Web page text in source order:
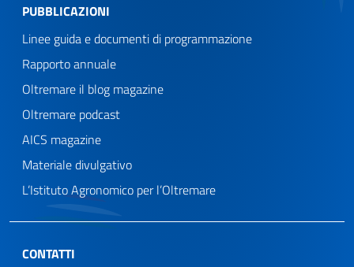
PUBBLICAZIONI
Linee guida e documenti di programmazione
Rapporto annuale
Oltremare il blog magazine
Oltremare podcast
AICS magazine
Materiale divulgativo
L’Istituto Agronomico per l’Oltremare
CONTATTI